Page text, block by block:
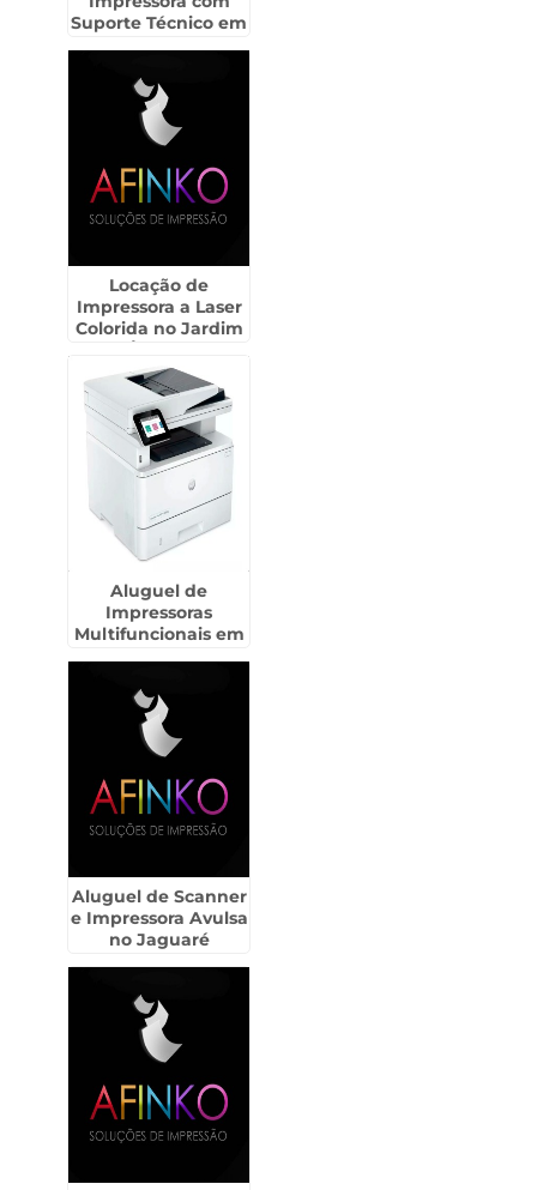
Suporte Técnico em
Locação de
Impressora a Laser
Colorida no Jardim
Aluguel de
Impressoras
Multifuncionais em
Aluguel de Scanner
e Impressora Avulsa
no Jaguaré